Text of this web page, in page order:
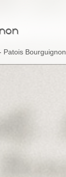
Patois Bourguignon